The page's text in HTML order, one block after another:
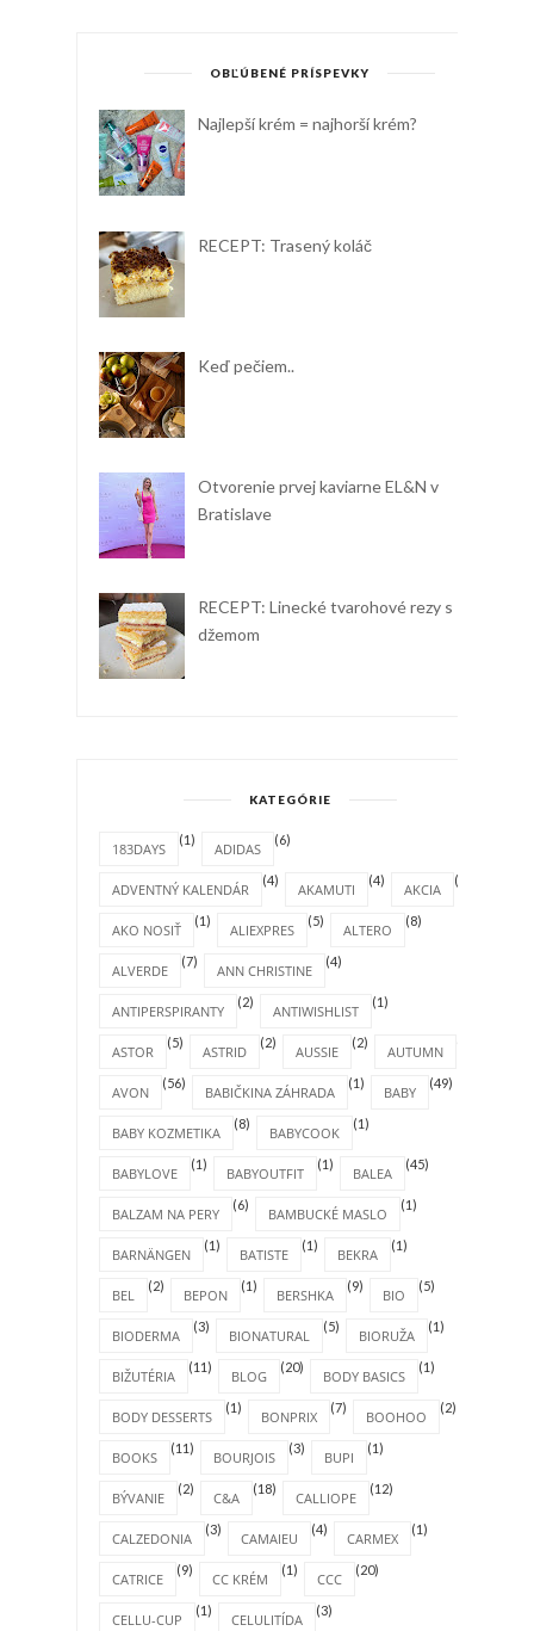
OBĽÚBENÉ PRÍSPEVKY
Najlepší krém = najhorší krém?
RECEPT: Trasený koláč
Keď pečiem..
Otvorenie prvej kaviarne EL&N v
Bratislave
RECEPT: Linecké tvarohové rezy s
džemom
KATEGÓRIE
183DAYS
(1)
ADIDAS
(6)
ADVENTNÝ KALENDÁR
(4)
AKAMUTI
(4)
AKCIA
(1)
AKO NOSIŤ
(1)
ALIEXPRES
(5)
ALTERO
(8)
ALVERDE
(7)
ANN CHRISTINE
(4)
ANTIPERSPIRANTY
(2)
ANTIWISHLIST
(1)
ASTOR
(5)
ASTRID
(2)
AUSSIE
(2)
AUTUMN
AVON
(56)
BABIČKINA ZÁHRADA
(1)
BABY
(49)
BABY KOZMETIKA
(8)
BABYCOOK
(1)
BABYLOVE
(1)
BABYOUTFIT
(1)
BALEA
(45)
BALZAM NA PERY
(6)
BAMBUCKÉ MASLO
(1)
BARNÄNGEN
(1)
BATISTE
(1)
BEKRA
(1)
BEL
(2)
BEPON
(1)
BERSHKA
(9)
BIO
(5)
BIODERMA
(3)
BIONATURAL
(5)
BIORUŽA
(1)
BIŽUTÉRIA
(11)
BLOG
(20)
BODY BASICS
(1)
BODY DESSERTS
(1)
BONPRIX
(7)
BOOHOO
(2)
BOOKS
(11)
BOURJOIS
(3)
BUPI
(1)
BÝVANIE
(2)
C&A
(18)
CALLIOPE
(12)
CALZEDONIA
(3)
CAMAIEU
(4)
CARMEX
(1)
CATRICE
(9)
CC KRÉM
(1)
CCC
(20)
CELLU-CUP
(1)
CELULITÍDA
(3)